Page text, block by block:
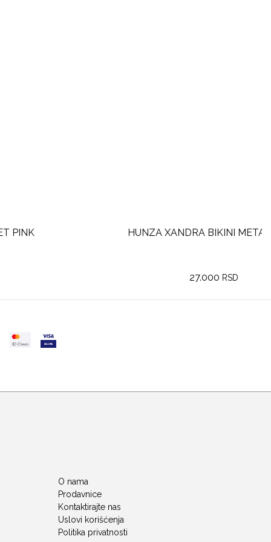
HUNZA XANDRA BIKINI METAL/LIME
O nama
Prodavnice
Kontaktirajte nas
Uslovi korišćenja
Politika privatnosti